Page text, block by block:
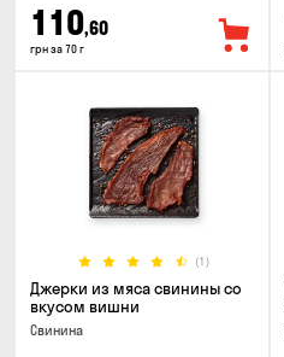
110,60
грн за 70 г
(1)
Джерки из мяса свинины со
вкусом вишни
Свинина